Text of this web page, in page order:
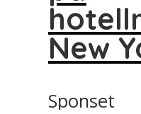
New
Sponset